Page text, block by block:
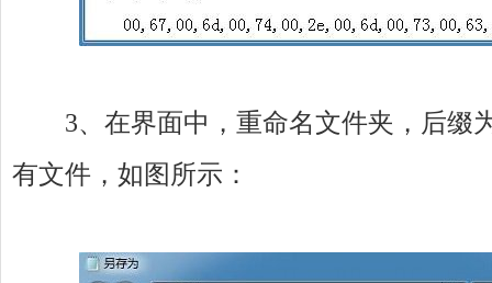
3、在界面中，重命名文件夹，后缀
有文件，如图所示：